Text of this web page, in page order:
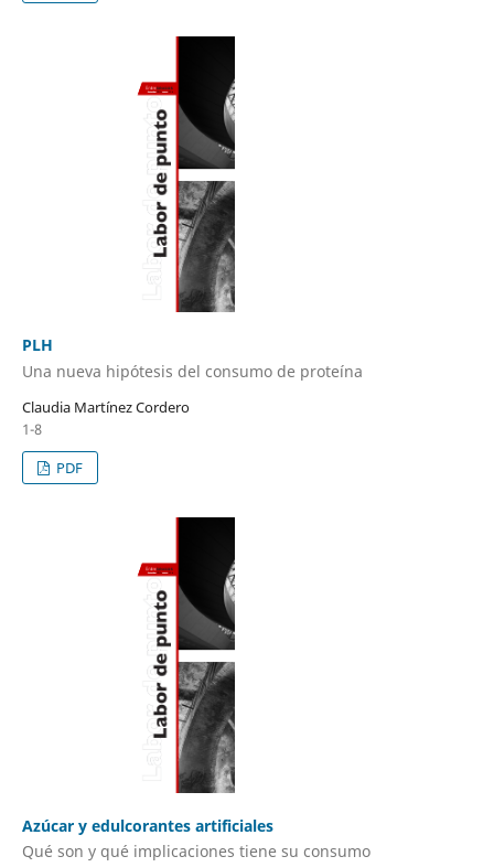
PLH
Una nueva hipótesis del consumo de proteína
Claudia Martínez Cordero
1-8
PDF
Azúcar y edulcorantes artificiales
Qué son y qué implicaciones tiene su consumo